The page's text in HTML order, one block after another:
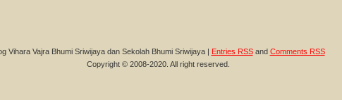
Vihara Vajra Bhumi Sriwijaya dan Sekolah Bhumi Sriwijaya | Entries RSSand Comments RSS
Copyright © 2008-2020. All right reserved.